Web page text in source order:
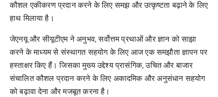
कौशल एकीकरण प्रदान करने के लिए समझ और उत्कृष्टता बढ़ाने के लिए
हाथ मिलाया है।
जेएनयू और सीयूटीएम ने अनुभव, सर्वोत्तम प्रथाओं और ज्ञान को साझा
करने के माध्यम से संस्थागत सहयोग के लिए आज एक समझौता ज्ञापन पर
हस्ताक्षर किए हैं। जिसका मुख्य उद्देश्य प्रासंगिक, उचित और बाजार
संचालित कौशल प्रदान करने के लिए अकादमिक और अनुसंधान सहयोग
को बढ़ावा देना और मजबूत करना है।